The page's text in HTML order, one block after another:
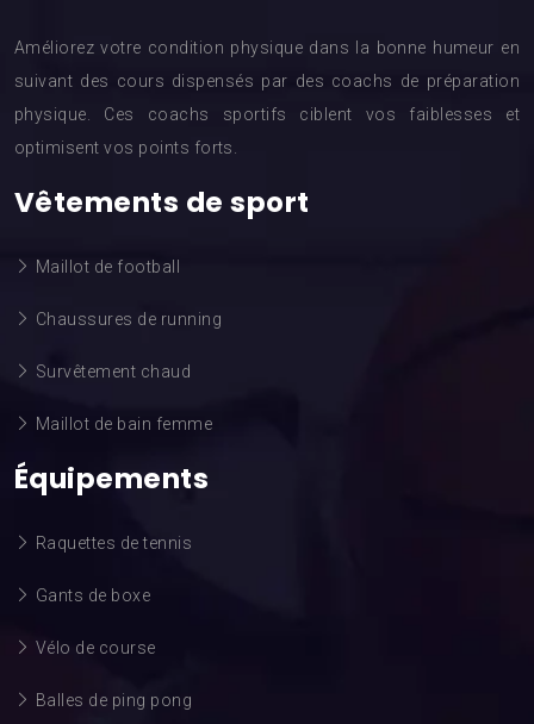
Améliorez votre condition physique dans la bonne humeur en
suivant des cours dispensés par des coachs de préparation
physique. Ces coachs sportifs ciblent vos faiblesses et
optimisent vos points forts.
Vêtements de sport
Maillot de football
Chaussures de running
Survêtement chaud
Maillot de bain femme
Équipements
Raquettes de tennis
Gants de boxe
Vélo de course
Balles de ping pong